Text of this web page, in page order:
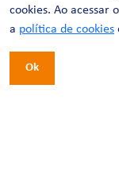
cookies. Ao acessar
a política de cookies
Ok